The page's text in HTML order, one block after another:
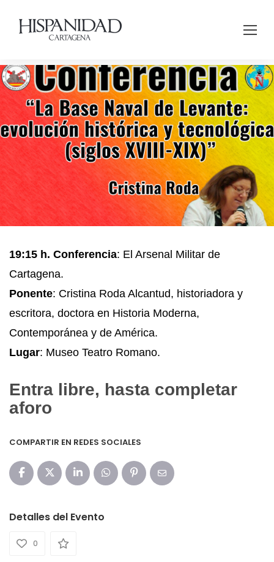
19:15 h. Conferencia: El Arsenal Militar de
Cartagena.
Ponente: Cristina Roda Alcantud, historiadora y
escritora, doctora en Historia Moderna,
Contemporánea y de América.
Lugar: Museo Teatro Romano.
Entra libre, hasta completar
aforo
COMPARTIR EN REDES SOCIALES
Detalles del Evento
0